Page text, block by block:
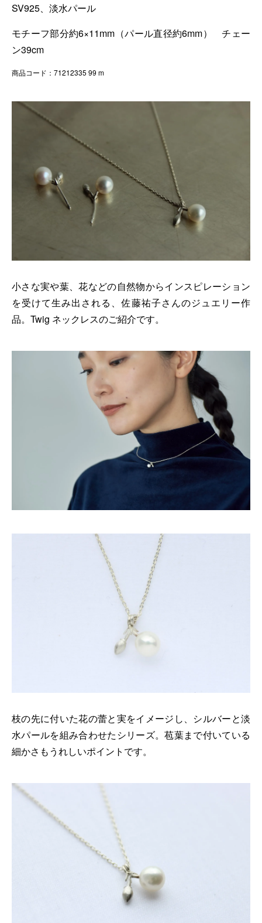
SV925、淡水パール
モチーフ部分約6×11mm（パール直径約6mm） チェー
ン39cm
商品コード：71212335 99 m
小さな実や葉、花などの自然物からインスピレーション
を受けて生み出される、佐藤祐子さんのジュエリー作
品。Twig ネックレスのご紹介です。
枝の先に付いた花の蕾と実をイメージし、シルバーと淡
水パールを組み合わせたシリーズ。苞葉まで付いている
細かさもうれしいポイントです。